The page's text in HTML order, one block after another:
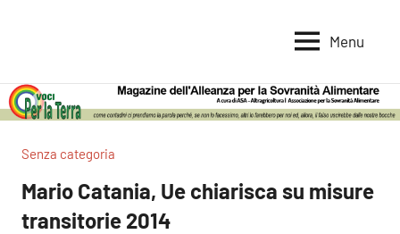
per
la
Terra
per
la
Alimentare
Menu
Senza categoria
Mario Catania, Ue chiarisca su misure
transitorie 2014